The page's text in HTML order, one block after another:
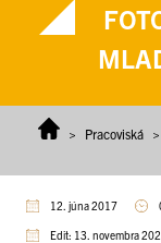
> Pracoviská >
12. júna 2017
Edit: 13. novembra